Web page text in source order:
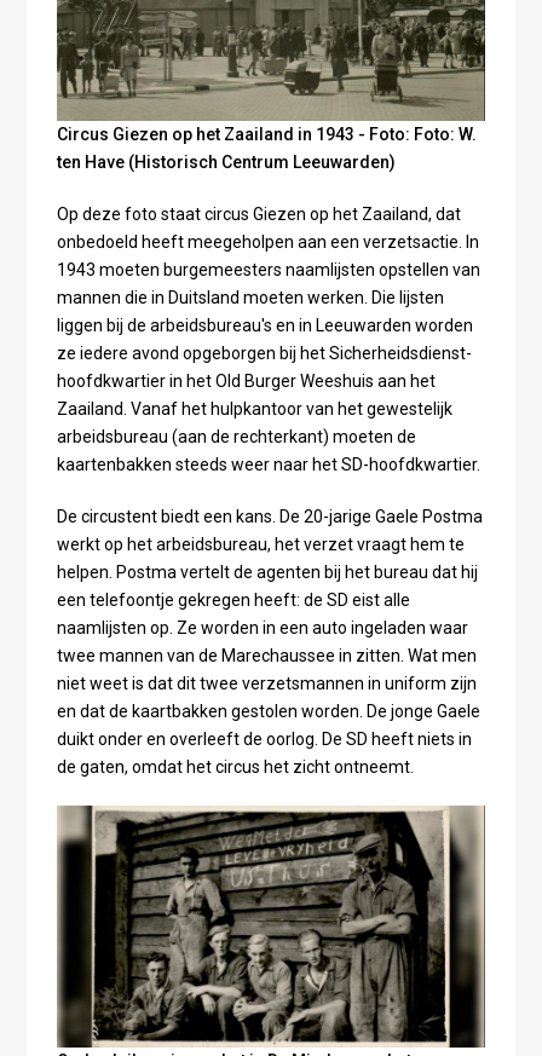
Circus Giezen op het Zaailand in 1943 - Foto: Foto: W.
ten Have (Historisch Centrum Leeuwarden)
Op deze foto staat circus Giezen op het Zaailand, dat
onbedoeld heeft meegeholpen aan een verzetsactie. In
1943 moeten burgemeesters naamlijsten opstellen van
mannen die in Duitsland moeten werken. Die lijsten
liggen bij de arbeidsbureau's en in Leeuwarden worden
ze iedere avond opgeborgen bij het Sicherheidsdienst-
hoofdkwartier in het Old Burger Weeshuis aan het
Zaailand. Vanaf het hulpkantoor van het gewestelijk
arbeidsbureau (aan de rechterkant) moeten de
kaartenbakken steeds weer naar het SD-hoofdkwartier.
De circustent biedt een kans. De 20-jarige Gaele Postma
werkt op het arbeidsbureau, het verzet vraagt hem te
helpen. Postma vertelt de agenten bij het bureau dat hij
een telefoontje gekregen heeft: de SD eist alle
naamlijsten op. Ze worden in een auto ingeladen waar
twee mannen van de Marechaussee in zitten. Wat men
niet weet is dat dit twee verzetsmannen in uniform zijn
en dat de kaartbakken gestolen worden. De jonge Gaele
duikt onder en overleeft de oorlog. De SD heeft niets in
de gaten, omdat het circus het zicht ontneemt.